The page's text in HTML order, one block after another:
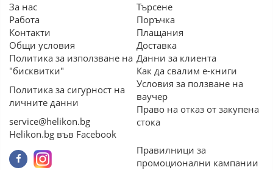
За нас
Работа
Контакти
Общи условия
Политика за използване на
"бисквитки"
Политика за сигурност на
личните данни
service@helikon.bg
Helikon.bg във Facebook
Търсене
Поръчка
Плащания
Доставка
Данни за клиента
Как да свалим е-книги
Условия за ползване на
ваучер
Право на отказ от закупена
стока
Правилници за
промоционални кампании